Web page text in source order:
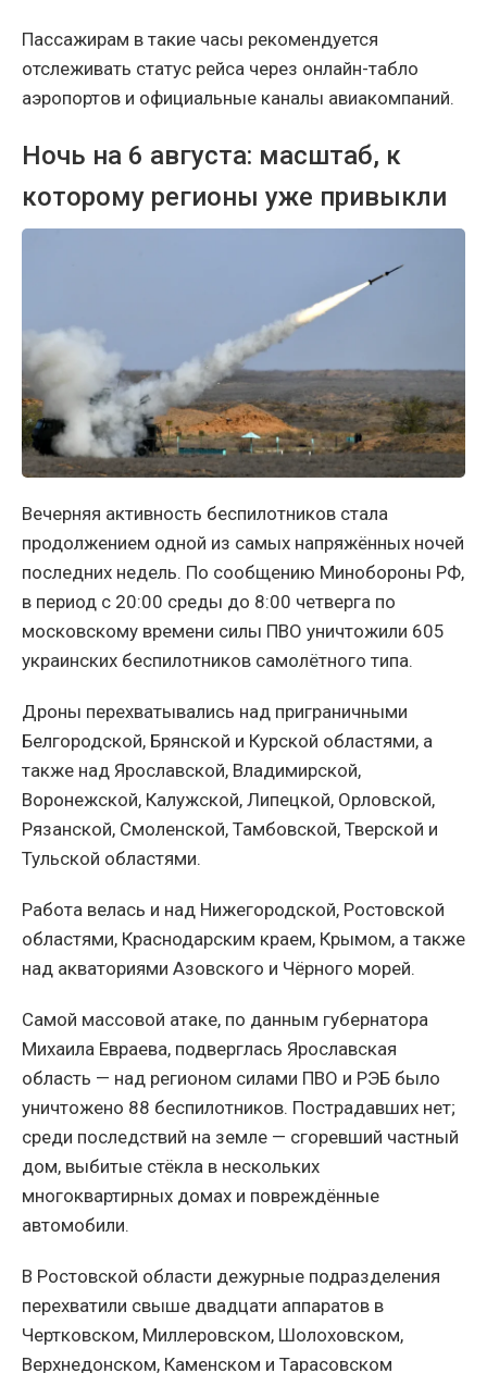
Пассажирам в такие часы рекомендуется
отслеживать статус рейса через онлайн-табло
аэропортов и официальные каналы авиакомпаний.
Ночь на 6 августа: масштаб, к
которому регионы уже привыкли
Вечерняя активность беспилотников стала
продолжением одной из самых напряжённых ночей
последних недель. По сообщению Минобороны РФ,
в период с 20:00 среды до 8:00 четверга по
московскому времени силы ПВО уничтожили 605
украинских беспилотников самолётного типа.
Дроны перехватывались над приграничными
Белгородской, Брянской и Курской областями, а
также над Ярославской, Владимирской,
Воронежской, Калужской, Липецкой, Орловской,
Рязанской, Смоленской, Тамбовской, Тверской и
Тульской областями.
Работа велась и над Нижегородской, Ростовской
областями, Краснодарским краем, Крымом, а также
над акваториями Азовского и Чёрного морей.
Самой массовой атаке, по данным губернатора
Михаила Евраева, подверглась Ярославская
область — над регионом силами ПВО и РЭБ было
уничтожено 88 беспилотников. Пострадавших нет;
среди последствий на земле — сгоревший частный
дом, выбитые стёкла в нескольких
многоквартирных домах и повреждённые
автомобили.
В Ростовской области дежурные подразделения
перехватили свыше двадцати аппаратов в
Чертковском, Миллеровском, Шолоховском,
Верхнедонском, Каменском и Тарасовском